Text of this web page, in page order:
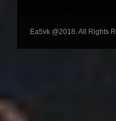
Ea5vk @2018. All Rights